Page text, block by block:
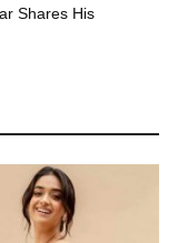
Shares His